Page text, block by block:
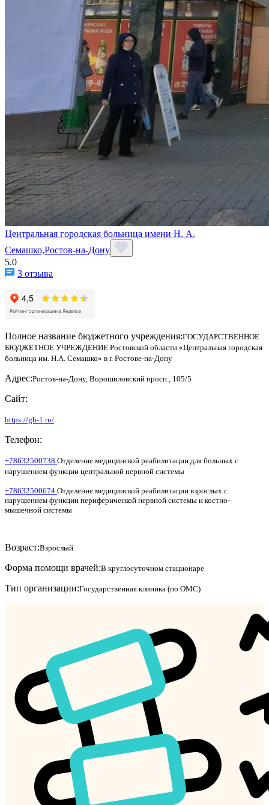
Центральная городская больница имени Н. А.
Семашко,Ростов-на-Дону
5.0
3 отзыва
Полное название бюджетного учреждения:ГОСУДАРСТВЕННОЕ
БЮДЖЕТНОЕ УЧРЕЖДЕНИЕ Ростовской области «Центральная городская
больница им. Н.А. Семашко» в г. Ростове-на-Дону
Адрес:Ростов-на-Дону, Ворошиловский просп., 105/5
Сайт:
https://gb-1.ru/
Телефон:
+78632500738 Отделение медицинской реабилитации для больных с
нарушением функции центральной нервной системы
+78632500674 Отделение медицинской реабилитации взрослых с
нарушением функции периферической нервной системы и костно-
мышечной системы
Возраст:Взрослый
Форма помощи врачей:В круглосуточном стационаре
Тип организации:Государственная клиника (по ОМС)